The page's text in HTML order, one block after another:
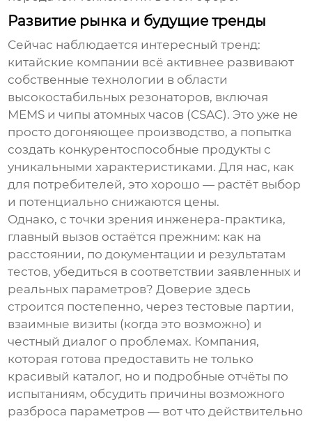
Развитие рынка и будущие тренды
Сейчас наблюдается интересный тренд:
китайские компании всё активнее развивают
собственные технологии в области
высокостабильных резонаторов, включая
MEMS и чипы атомных часов (CSAC). Это уже не
просто догоняющее производство, а попытка
создать конкурентоспособные продукты с
уникальными характеристиками. Для нас, как
для потребителей, это хорошо — растёт выбор
и потенциально снижаются цены.
Однако, с точки зрения инженера-практика,
главный вызов остаётся прежним: как на
расстоянии, по документации и результатам
тестов, убедиться в соответствии заявленных и
реальных параметров? Доверие здесь
строится постепенно, через тестовые партии,
взаимные визиты (когда это возможно) и
честный диалог о проблемах. Компания,
которая готова предоставить не только
красивый каталог, но и подробные отчёты по
испытаниям, обсудить причины возможного
разброса параметров — вот что действительно